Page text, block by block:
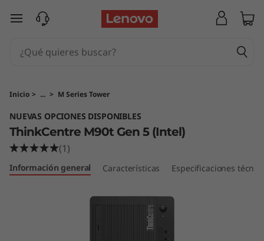
T
n
k
C
e
Ir al contenido principal
Inicio > ... > M Series Tower
NUEVAS OPCIONES DISPONIBLES
ThinkCentre M90t Gen 5 (Intel)
(1)
Información general Características Especificaciones